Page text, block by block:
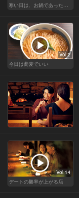
寒い日は、お鍋であったかデート！東京の名店へ
Vol.2
今日は蕎麦でいい
Vol.14
デートの勝率が上がる店